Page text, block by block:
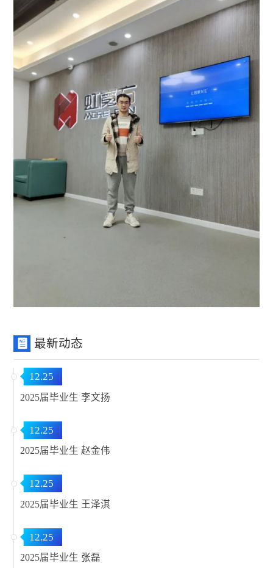
最新动态
12.25
2025届毕业生 李文扬
12.25
2025届毕业生 赵金伟
12.25
2025届毕业生 王泽淇
12.25
2025届毕业生 张磊